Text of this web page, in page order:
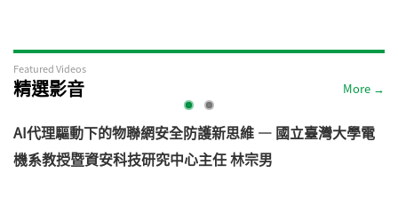
Featured Videos
精選影音 More →
AI代理驅動下的物聯網安全防護新思維 — 國立臺灣大學電
機系教授暨資安科技研究中心主任 林宗男